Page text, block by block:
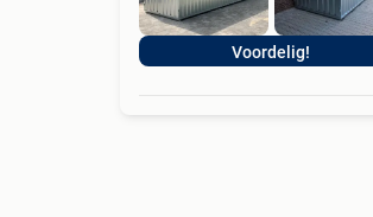
Voordelig!